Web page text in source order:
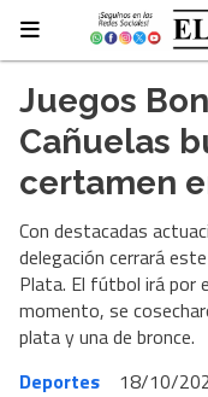
Juegos
Cañuelas
certamen
Con destacadas
delegación cerrará
Plata. El fútbol irá por
momento, se
plata y una de bronce.
Deportes
18/10/